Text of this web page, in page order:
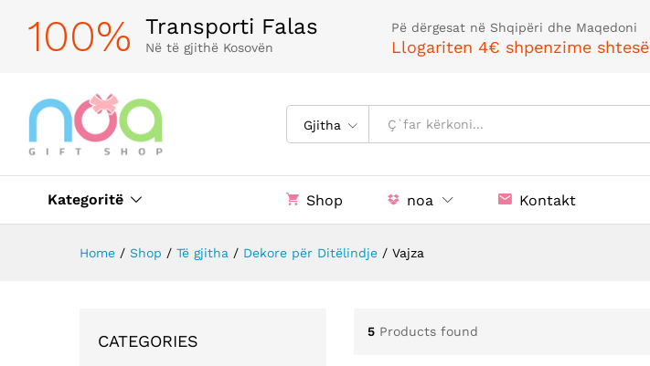
100% Transporti Falas
Në të gjithë Kosovën
Pë dërgesat në Shqipëri dhe Maqedoni
Llogariten 4€ shpenzime shtesë
Gjitha
Kategoritë Shop noa Kontakt
Home / Shop / Të gjitha / Dekore për Ditëlindje / Vajza
5 Products found
CATEGORIES